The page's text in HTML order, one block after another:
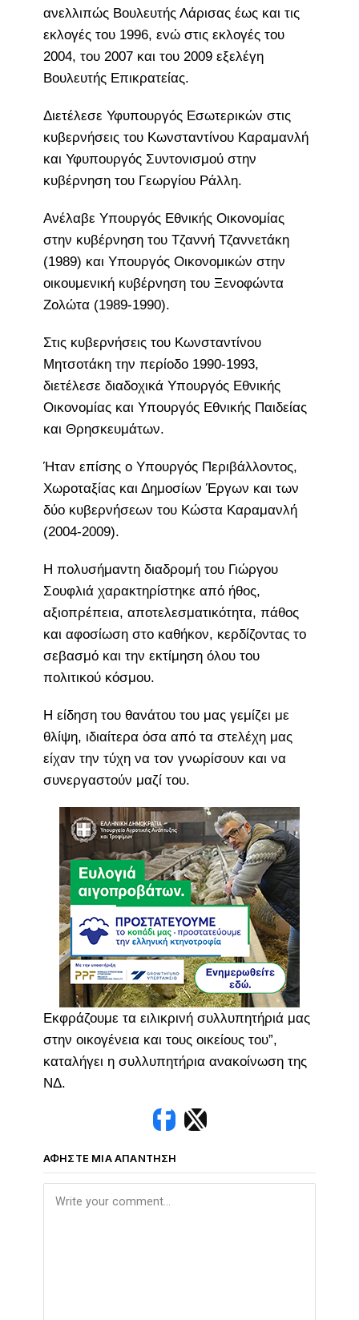
ανελλιπώς Βουλευτής Λάρισας έως και τις
εκλογές του 1996, ενώ στις εκλογές του
2004, του 2007 και του 2009 εξελέγη
Βουλευτής Επικρατείας.
Διετέλεσε Υφυπουργός Εσωτερικών στις
κυβερνήσεις του Κωνσταντίνου Καραμανλή
και Υφυπουργός Συντονισμού στην
κυβέρνηση του Γεωργίου Ράλλη.
Ανέλαβε Υπουργός Εθνικής Οικονομίας
στην κυβέρνηση του Τζαννή Τζαννετάκη
(1989) και Υπουργός Οικονομικών στην
οικουμενική κυβέρνηση του Ξενοφώντα
Ζολώτα (1989-1990).
Στις κυβερνήσεις του Κωνσταντίνου
Μητσοτάκη την περίοδο 1990-1993,
διετέλεσε διαδοχικά Υπουργός Εθνικής
Οικονομίας και Υπουργός Εθνικής Παιδείας
και Θρησκευμάτων.
Ήταν επίσης ο Υπουργός Περιβάλλοντος,
Χωροταξίας και Δημοσίων Έργων και των
δύο κυβερνήσεων του Κώστα Καραμανλή
(2004-2009).
Η πολυσήμαντη διαδρομή του Γιώργου
Σουφλιά χαρακτηρίστηκε από ήθος,
αξιοπρέπεια, αποτελεσματικότητα, πάθος
και αφοσίωση στο καθήκον, κερδίζοντας το
σεβασμό και την εκτίμηση όλου του
πολιτικού κόσμου.
Η είδηση του θανάτου του μας γεμίζει με
θλίψη, ιδιαίτερα όσα από τα στελέχη μας
είχαν την τύχη να τον γνωρίσουν και να
συνεργαστούν μαζί του.
Εκφράζουμε τα ειλικρινή συλλυπητήριά μας
στην οικογένεια και τους οικείους του”,
καταλήγει η συλλυπητήρια ανακοίνωση της
ΝΔ.
ΑΦΉΣΤΕ ΜΙΑ ΑΠΆΝΤΗΣΗ